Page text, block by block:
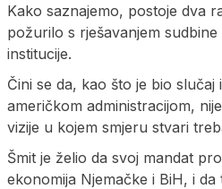
Kako saznajemo, postoje dva
požurilo s rješavanjem sudbine
institucije.
Čini se da, kao što je bio slučaj
američkom administracijom,
vizije u kojem smjeru stvari
Šmit je želio da svoj mandat
ekonomija Njemačke i BiH, i